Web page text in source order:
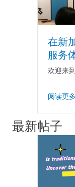
在新
服务
欢迎来
阅读更
最新帖子